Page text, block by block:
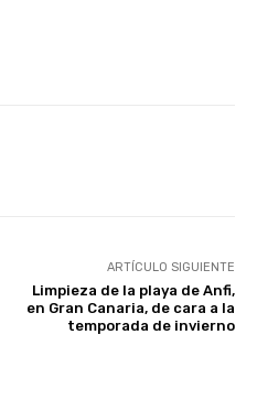
ARTÍCULO SIGUIENTE
Limpieza de la playa de Anfi,
en Gran Canaria, de cara a la
temporada de invierno